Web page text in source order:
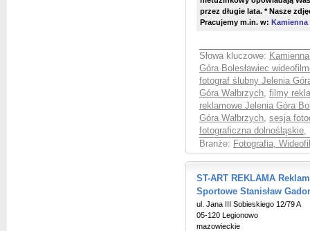
przez długie lata. * Nasze
Pracujemy m.in. w: Kamienna
Słowa kluczowe:
Góra Bolesławiec
fotograf ślubny Jelenia
Góra Wałbrzych, filmy
reklamowe Jelenia Góra
Góra Wałbrzych, sesja
fotograficzna dolnośląskie,
Branże: Fotografia,
ST-ART REKLAMA
Sportowe Stanisław
ul. Jana III Sobieskiego 12/79 A
05-120 Legionowo
mazowieckie